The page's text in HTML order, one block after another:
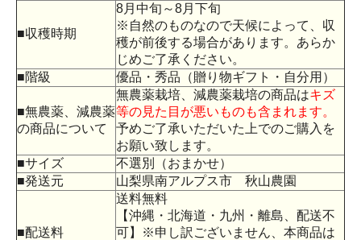
■収穫時期
8月中旬～8月下旬
※自然のものなので天候によって、収
穫が前後する場合があります。あらか
じめご了承ください。
■階級
優品・秀品（贈り物ギフト・自分用）
■無農薬、減農薬
の商品について
無農薬栽培、減農薬栽培の商品はキズ
等の見た目が悪いものも含まれます。
予めご了承いただいた上でのご購入を
お願い致します。
■サイズ
不選別（おまかせ）
■発送元
山梨県南アルプス市 秋山農園
■配送料
送料無料
【沖縄・北海道・九州・離島、配送不
可】※申し訳ございません、本商品は